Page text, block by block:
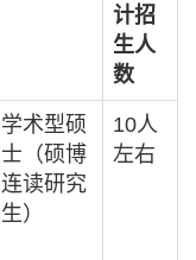
计招
生人
数
学术型硕
士（硕博
连读研究
生）
10人
左右